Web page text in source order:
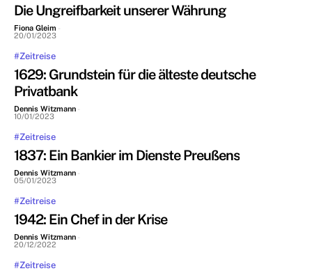
Die Ungreifbarkeit unserer Währung
Fiona Gleim -
20/01/2023
#Zeitreise
1629: Grundstein für die älteste deutsche
Privatbank
Dennis Witzmann -
10/01/2023
#Zeitreise
1837: Ein Bankier im Dienste Preußens
Dennis Witzmann -
05/01/2023
#Zeitreise
1942: Ein Chef in der Krise
Dennis Witzmann -
20/12/2022
#Zeitreise